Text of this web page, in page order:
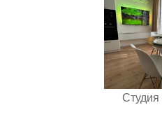
Студия